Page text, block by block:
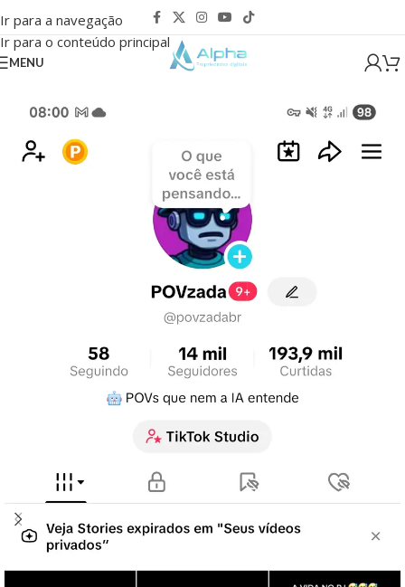
Ir para a navegação
Ir para o conteúdo principal
MENU